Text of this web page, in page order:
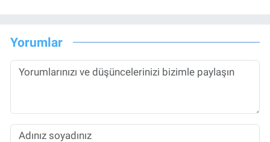
Yorumlar